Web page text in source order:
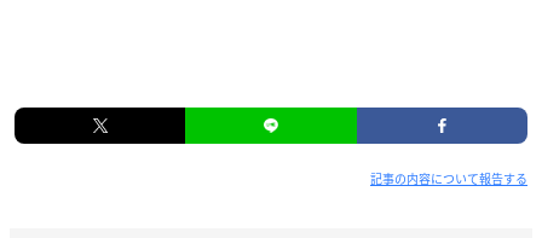
記事の内容について報告する